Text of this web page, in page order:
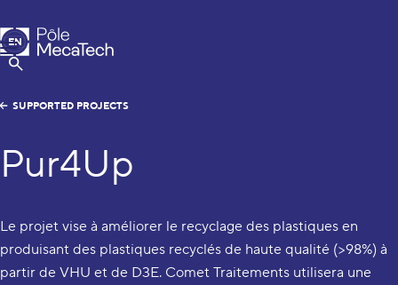
MecaTech
Menu
Show Search
EN
FR
SUPPORTED PROJECTS
Pur4Up
Le projet vise à améliorer le recyclage des plastiques en
produisant des plastiques recyclés de haute qualité (>98%) à
partir de VHU et de D3E. Comet Traitements utilisera une